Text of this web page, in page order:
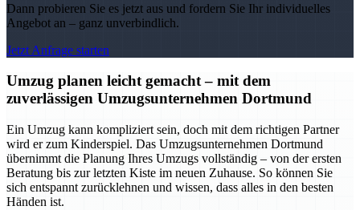
Dann probieren Sie es jetzt aus und fordern Sie Ihr individuelles
Angebot an – ganz unverbindlich.
Jetzt Anfrage starten
Umzug planen leicht gemacht – mit dem
zuverlässigen Umzugsunternehmen Dortmund
Ein Umzug kann kompliziert sein, doch mit dem richtigen Partner
wird er zum Kinderspiel. Das Umzugsunternehmen Dortmund
übernimmt die Planung Ihres Umzugs vollständig – von der ersten
Beratung bis zur letzten Kiste im neuen Zuhause. So können Sie
sich entspannt zurücklehnen und wissen, dass alles in den besten
Händen ist.